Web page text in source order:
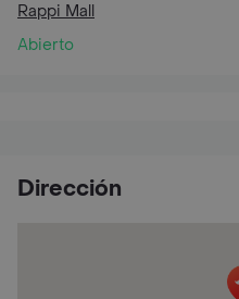
Rappi Mall
Abierto
Dirección